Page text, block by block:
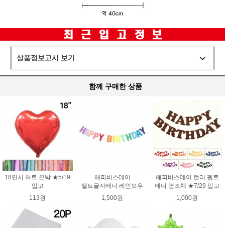
상품정보고시 보기
함께 구매한 상품
18인치 하트 은박 ★5/19
입고
113원
해피버스데이
펠트글자배너 레인보우
1,500원
해피버스데이 컬러 펠트
배너 명조체 ★7/29 입고
1,000원